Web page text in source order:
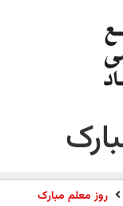
روز معلم مبارک